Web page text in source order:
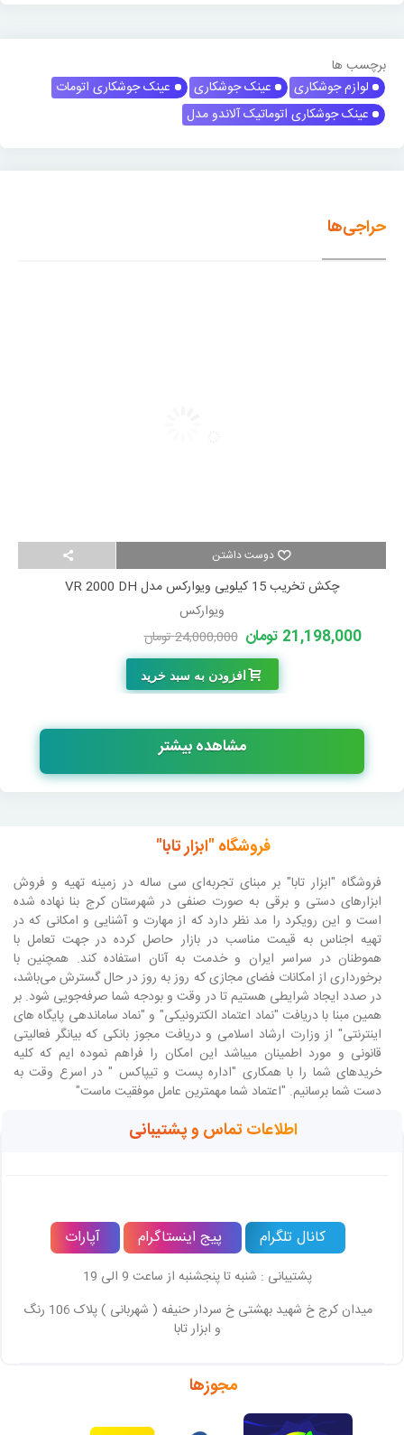
برچسب ها
لوازم جوشکاری
عینک جوشکاری
عینک جوشکاری اتومات
عینک جوشکاری اتوماتیک آلاندو مدل
حراجی‌ها
دوست داشتن
چکش تخریب 15 کیلویی ویوارکس مدل VR 2000 DH
ویوارکس
21,198,000 تومان 24,000,000 تومان
افزودن به سبد خرید
مشاهده بیشتر
فروشگاه "ابزار تابا"
فروشگاه "ابزار تابا"بر مبنای تجربه‌ای سی ساله در زمینه تهیه و فروش
ابزارهای دستی و برقی به صورت صنفی در شهرستان کرج بنا نهاده شده
است و این رویکرد را مد نظر دارد که از مهارت و آشنایی و امکانی که در
تهیه اجناس به قیمت مناسب در بازار حاصل کرده در جهت تعامل با
هموطنان در سراسر ایران و خدمت به آنان استفاده کند. همچنین با
برخورداری از امکانات فضای مجازی که روز به روز در حال گسترش می‌باشد،
در صدد ایجاد شرایطی هستیم تا در وقت و بودجه شما صرفه‌جویی شود. بر
همین مبنا با دریافت "نماد اعتماد الکترونیکی" و "نماد ساماندهی پایگاه های
اینترنتی" از وزارت ارشاد اسلامی و دریافت مجوز بانکی که بیانگر فعالیتی
قانونی و مورد اطمینان میباشد این امکان را فراهم نموده ایم که کلیه
خریدهای شما را با همکاری "اداره پست و تیپاکس " در اسرع وقت به
دست شما برسانیم. "اعتماد شما مهمترین عامل موفقیت ماست"
اطلاعات تماس و پشتیبانی
کانال تلگرام پیج اینستاگرام آپارات
پشتیبانی : شنبه تا پنجشنبه از ساعت 9 الی 19
میدان کرج خ شهید بهشتی خ سردار حنیفه ( شهربانی ) پلاک 106 رنگ
و ابزار تابا
مجوزها